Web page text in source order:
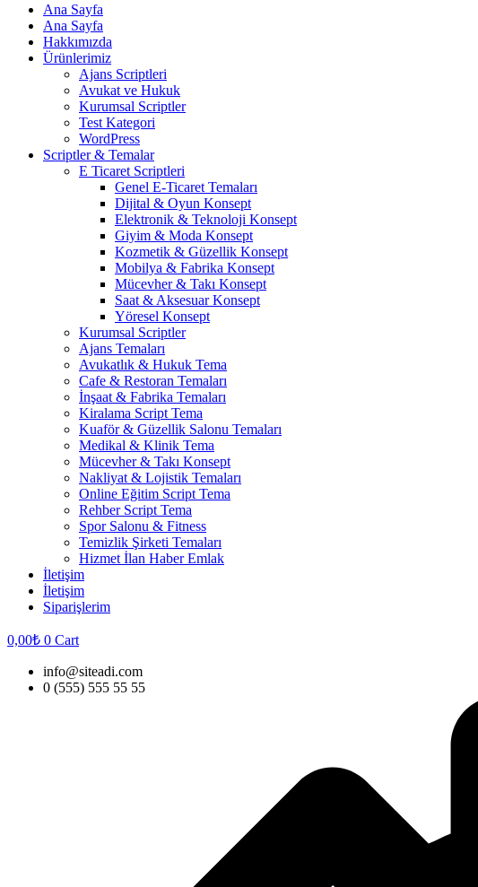
Ana Sayfa
Ana Sayfa
Hakkımızda
Ürünlerimiz
Ajans Scriptleri
Avukat ve Hukuk
Kurumsal Scriptler
Test Kategori
WordPress
Scriptler & Temalar
E Ticaret Scriptleri
Genel E-Ticaret Temaları
Dijital & Oyun Konsept
Elektronik & Teknoloji Konsept
Giyim & Moda Konsept
Kozmetik & Güzellik Konsept
Mobilya & Fabrika Konsept
Mücevher & Takı Konsept
Saat & Aksesuar Konsept
Yöresel Konsept
Kurumsal Scriptler
Ajans Temaları
Avukatlık & Hukuk Tema
Cafe & Restoran Temaları
İnşaat & Fabrika Temaları
Kiralama Script Tema
Kuaför & Güzellik Salonu Temaları
Medikal & Klinik Tema
Mücevher & Takı Konsept
Nakliyat & Lojistik Temaları
Online Eğitim Script Tema
Rehber Script Tema
Spor Salonu & Fitness
Temizlik Şirketi Temaları
Hizmet İlan Haber Emlak
İletişim
İletişim
Siparişlerim
0,00₺ 0 Cart
info@siteadi.com
0 (555) 555 55 55